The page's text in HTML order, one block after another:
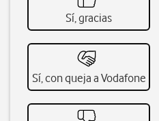
Sí, gracias
Sí, con queja a Vodafone